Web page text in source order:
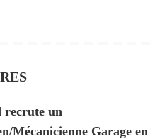
recrute un
Mécanicienne Garage en